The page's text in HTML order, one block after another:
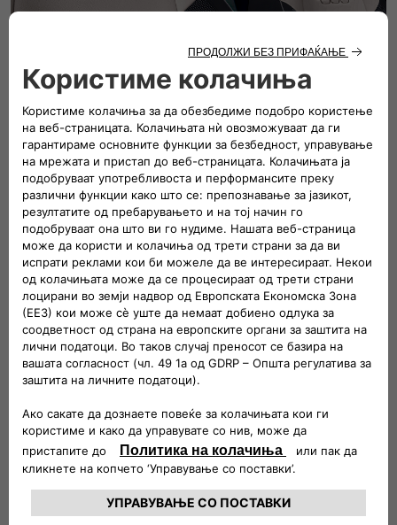
Порелаксирано возење
Уживај во порелаксирано возење благодарение на
внатрешноста обложена со премиум кожа. Достапно
како опционал.